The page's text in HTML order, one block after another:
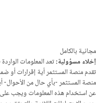
مجانية بالكامل
إخلاء مسؤولية:تعد المعلومات
تقدم منصة المستثمر أية إقرارات أو
منصة المستثمر -بأي حال من الأحوال-
عن استخدام هذه المعلومات ويجب